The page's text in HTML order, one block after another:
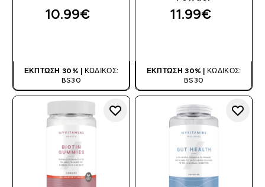
10.99€‎
ΈΚΠΤΩΣΗ 30% | ΚΩΔΙΚΌΣ:
BS30
11.99€‎
ΈΚΠΤΩΣΗ 30% | ΚΩΔΙΚΌΣ:
BS30